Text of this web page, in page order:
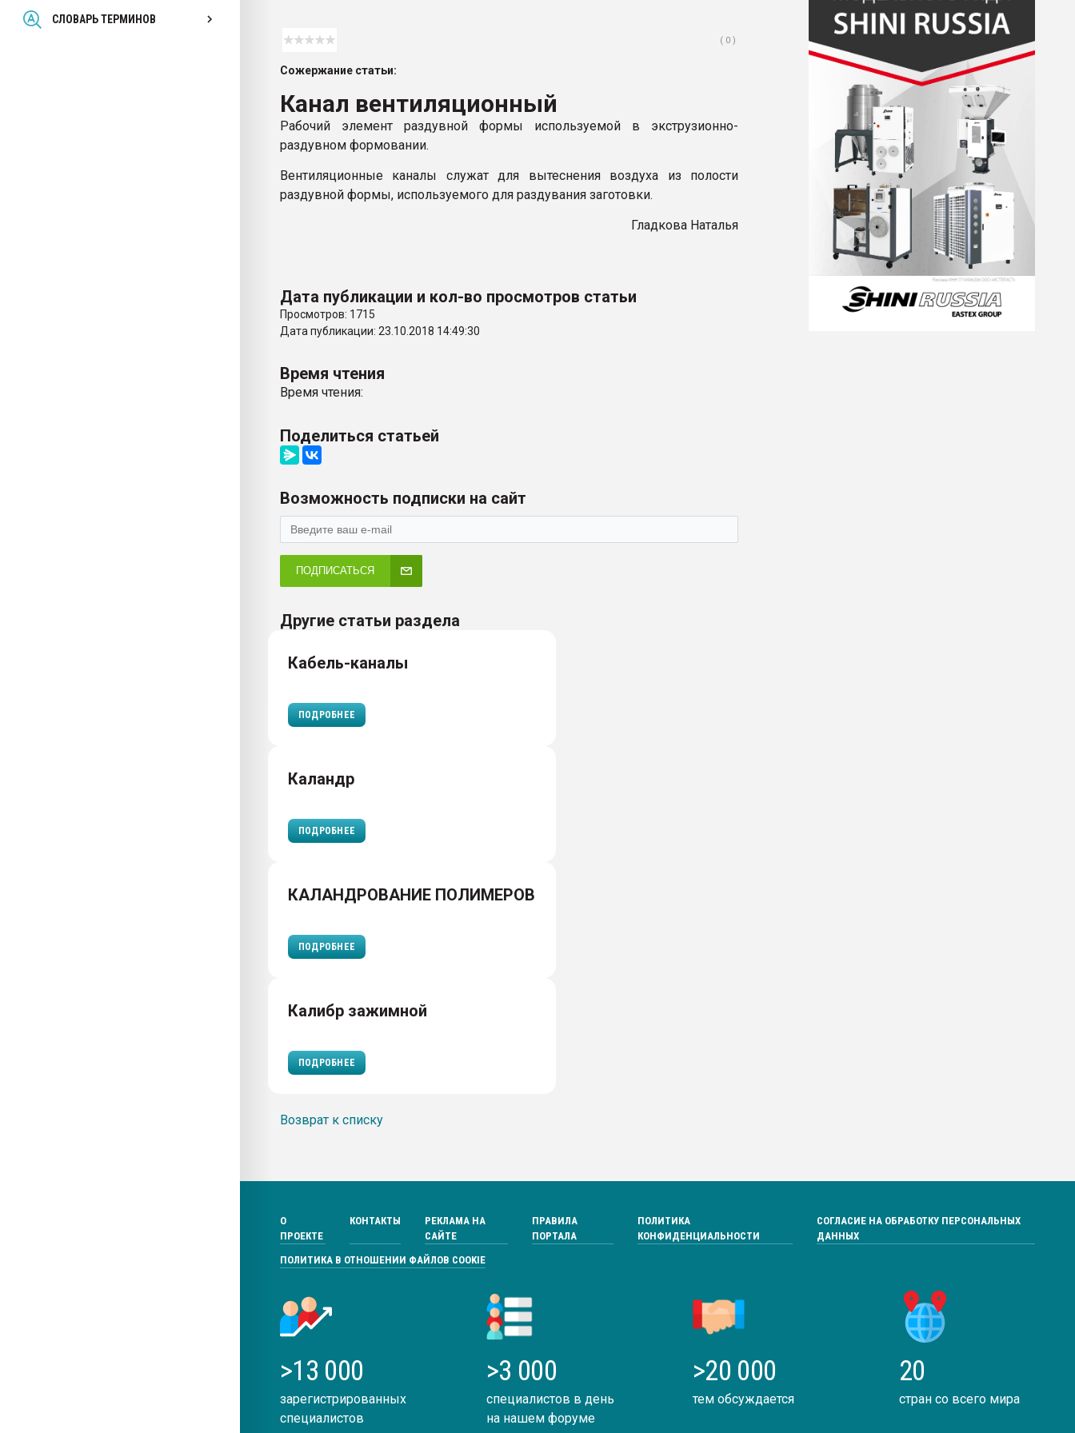
СЛОВАРЬ ТЕРМИНОВ
ПЕРЕЙТИ НА ФОРУМ
( 0 )
Сожержание статьи:
Канал вентиляционный
Рабочий элемент раздувной формы используемой в экструзионно-
раздувном формовании.
Вентиляционные каналы служат для вытеснения воздуха из полости
раздувной формы, используемого для раздувания заготовки.
Гладкова Наталья
Дата публикации и кол-во просмотров статьи
Просмотров: 1715
Дата публикации: 23.10.2018 14:49:30
Время чтения
Время чтения:
Поделиться статьей
Возможность подписки на сайт
ПОДПИСАТЬСЯ
Другие статьи раздела
Кабель-каналы
ПОДРОБНЕЕ
Каландр
ПОДРОБНЕЕ
КАЛАНДРОВАНИЕ ПОЛИМЕРОВ
ПОДРОБНЕЕ
Калибр зажимной
ПОДРОБНЕЕ
Возврат к списку
О
ПРОЕКТЕ
КОНТАКТЫ
РЕКЛАМА НА
САЙТЕ
ПРАВИЛА
ПОРТАЛА
ПОЛИТИКА
КОНФИДЕНЦИАЛЬНОСТИ
СОГЛАСИЕ НА ОБРАБОТКУ ПЕРСОНАЛЬНЫХ
ДАННЫХ
ПОЛИТИКА В ОТНОШЕНИИ ФАЙЛОВ COOKIE
>13 000
зарегистрированных
специалистов
>3 000
специалистов в день
на нашем форуме
>20 000
тем обсуждается
20
стран со всего мира